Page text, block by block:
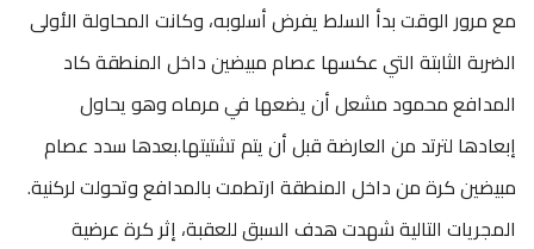
مع مرور الوقت بدأ السلط يفرض أسلوبه، وكانت المحاولة الأولى
الضربة الثابتة التي عكسها عصام مبيضين داخل المنطقة كاد
المدافع محمود مشعل أن يضعها في مرماه وهو يحاول
إبعادها لترتد من العارضة قبل أن يتم تشتيتها.بعدها سدد عصام
مبيضين كرة من داخل المنطقة ارتطمت بالمدافع وتحولت لركنية.
المجريات التالية شهدت هدف السبق للعقبة، إثر كرة عرضية